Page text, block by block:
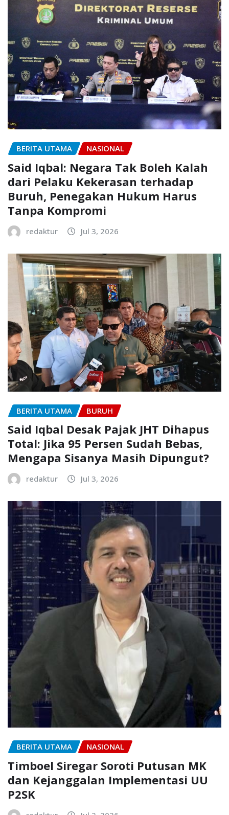
BERITA UTAMA NASIONAL
Said Iqbal: Negara Tak Boleh Kalah
dari Pelaku Kekerasan terhadap
Buruh, Penegakan Hukum Harus
Tanpa Kompromi
redaktur Jul 3, 2026
BERITA UTAMA BURUH
Said Iqbal Desak Pajak JHT Dihapus
Total: Jika 95 Persen Sudah Bebas,
Mengapa Sisanya Masih Dipungut?
redaktur Jul 3, 2026
BERITA UTAMA NASIONAL
Timboel Siregar Soroti Putusan MK
dan Kejanggalan Implementasi UU
P2SK